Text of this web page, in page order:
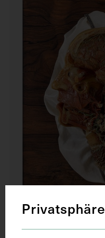
Privatsphäre